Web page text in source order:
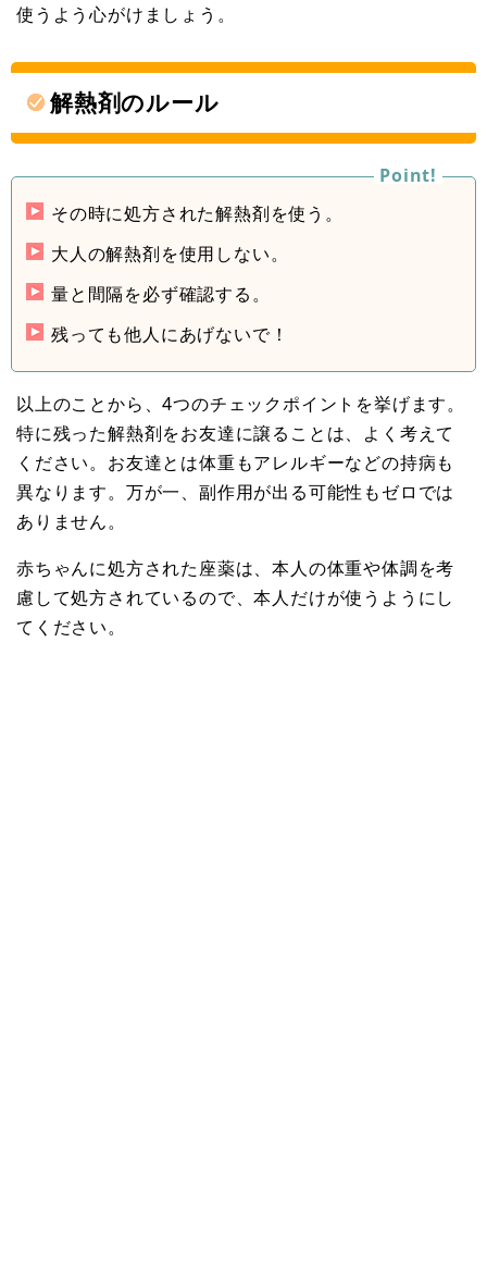
使うよう心がけましょう。
解熱剤のルール
その時に処方された解熱剤を使う。
大人の解熱剤を使用しない。
量と間隔を必ず確認する。
残っても他人にあげないで！
以上のことから、4つのチェックポイントを挙げます。
特に残った解熱剤をお友達に譲ることは、よく考えて
ください。お友達とは体重もアレルギーなどの持病も
異なります。万が一、副作用が出る可能性もゼロでは
ありません。
赤ちゃんに処方された座薬は、本人の体重や体調を考
慮して処方されているので、本人だけが使うようにし
てください。